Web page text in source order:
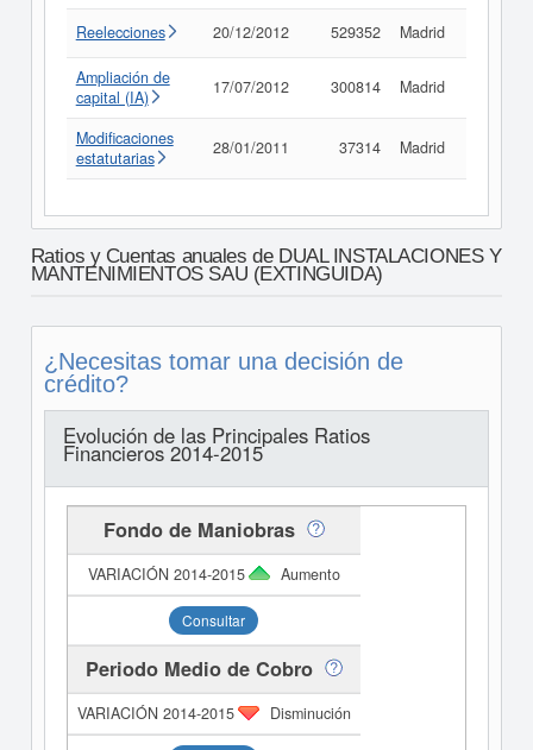
Reelecciones 20/12/2012 529352 Madrid
Ampliación de
capital (IA)
17/07/2012 300814 Madrid
Modificaciones
estatutarias
28/01/2011 37314 Madrid
Ratios y Cuentas anuales de DUAL INSTALACIONES Y
MANTENIMIENTOS SAU (EXTINGUIDA)
¿Necesitas tomar una decisión de
crédito?
Evolución de las Principales Ratios
Financieros 2014-2015
Fondo de Maniobras
Aumento
Consultar
Periodo Medio de Cobro
Disminución